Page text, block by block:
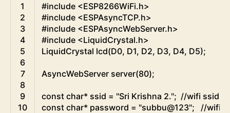
1
2
3
4
5
6
7
8
9
10
#include <ESP8266WiFi.h>
#include <ESPAsyncTCP.h>
#include <ESPAsyncWebServer.h>
#include <LiquidCrystal.h>
LiquidCrystal lcd(D0, D1, D2, D3, D4, D5);
AsyncWebServer server(80);
const char* ssid = "Sri Krishna 2."; //wifi ssid
const char* password = "subbu@123"; //wifi